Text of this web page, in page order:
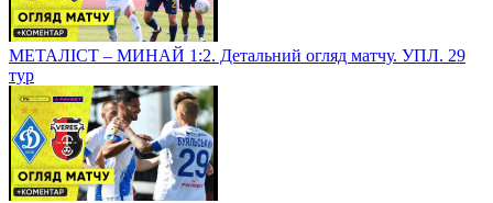
МЕТАЛІСТ – МИНАЙ 1:2. Детальний огляд матчу. УПЛ. 29
тур